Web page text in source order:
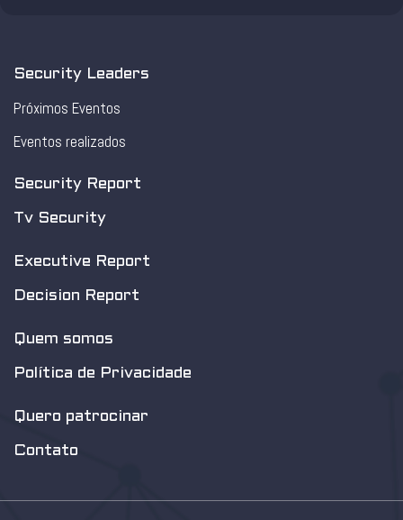
Security Leaders
Próximos Eventos
Eventos realizados
Security Report
Tv Security
Executive Report
Decision Report
Quem somos
Política de Privacidade
Quero patrocinar
Contato